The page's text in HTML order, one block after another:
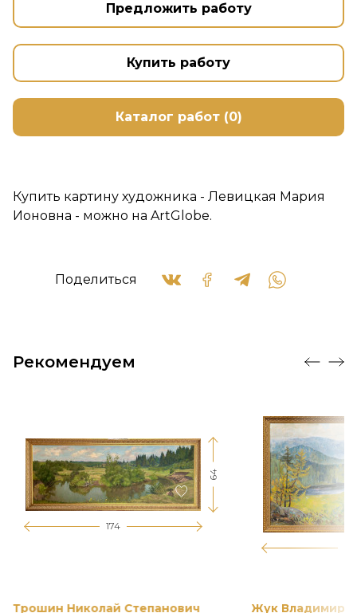
Предложить работу
Купить работу
Каталог работ (0)
Купить картину художника - Левицкая Мария
Ионовна - можно на ArtGlobe.
Поделиться
Рекомендуем
174
64
Трошин Николай Степанович Жук Владимир